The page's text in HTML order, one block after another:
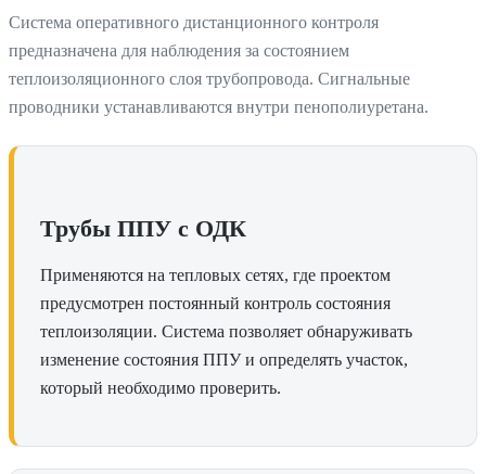
Система оперативного дистанционного контроля
предназначена для наблюдения за состоянием
теплоизоляционного слоя трубопровода. Сигнальные
проводники устанавливаются внутри пенополиуретана.
Трубы ППУ с ОДК
Применяются на тепловых сетях, где проектом
предусмотрен постоянный контроль состояния
теплоизоляции. Система позволяет обнаруживать
изменение состояния ППУ и определять участок,
который необходимо проверить.